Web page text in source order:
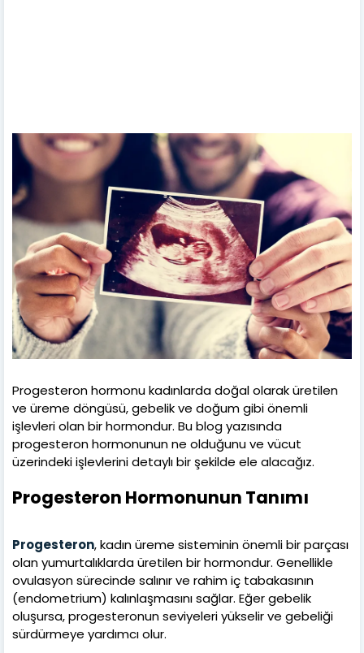
Progesteron hormonu kadınlarda doğal olarak üretilen
ve üreme döngüsü, gebelik ve doğum gibi önemli
işlevleri olan bir hormondur. Bu blog yazısında
progesteron hormonunun ne olduğunu ve vücut
üzerindeki işlevlerini detaylı bir şekilde ele alacağız.
Progesteron Hormonunun Tanımı
Progesteron, kadın üreme sisteminin önemli bir parçası
olan yumurtalıklarda üretilen bir hormondur. Genellikle
ovulasyon sürecinde salınır ve rahim iç tabakasının
(endometrium) kalınlaşmasını sağlar. Eğer gebelik
oluşursa, progesteronun seviyeleri yükselir ve gebeliği
sürdürmeye yardımcı olur.